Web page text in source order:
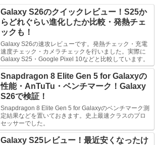
Galaxy S26のクイックレビュー！S25か
らどれぐらい進化したか比較・発熱チェ
ックも！
Galaxy S26の速攻レビューです。発熱チェック・充電
速度チェック・カメラチェックを行いました。実際に
Galaxy S25・Google Pixel 10などと比較しています。
Snapdragon 8 Elite Gen 5 for Galaxyの
性能・AnTuTu・ベンチマーク！Galaxy
S26で検証！
Snapdragon 8 Elite Gen 5 for Galaxyのベンチマーク測
定結果などを置いておきます。史上最速クラスのプロ
セッサーでした。
Galaxy S25レビュー！最近安くなったけ